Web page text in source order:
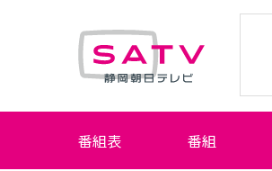
番組表 番組